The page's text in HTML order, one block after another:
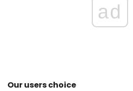
ad
Our users choice